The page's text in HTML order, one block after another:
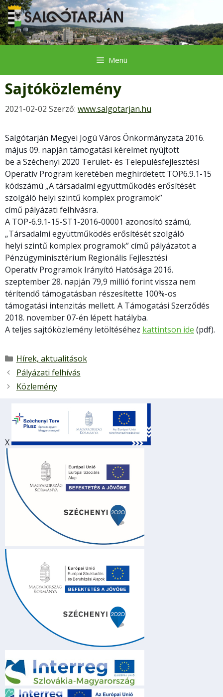
Kilépés
a
tartalomba
Menü
Sajtóközlemény
2021-02-02 Szerző: www.salgotarjan.hu
Salgótarján Megyei Jogú Város Önkormányzata 2016.
május 09. napján támogatási kérelmet nyújtott
be a Széchenyi 2020 Terület- és Településfejlesztési
Operatív Program keretében meghirdetett TOP6.9.1-15
kódszámú „A társadalmi együttműködés erősítését
szolgáló helyi szintű komplex programok”
című pályázati felhívásra.
A TOP-6.9.1-15-ST1-2016-00001 azonosító számú,
„Társadalmi együttműködés erősítését szolgáló
helyi szintű komplex programok” című pályázatot a
Pénzügyminisztérium Regionális Fejlesztési
Operatív Programok Irányító Hatósága 2016.
szeptember 28. napján 79,9 millió forint vissza nem
térítendő támogatásban részesítette 100%-os
támogatási intenzitás mellett. A Támogatási Szerződés
2018. november 07-én lépett hatályba.
A teljes sajtóközlemény letöltéséhez kattintson ide (pdf).
Kategória
Hírek, aktualitások
Pályázati felhívás
Közlemény
X